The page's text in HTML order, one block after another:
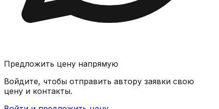
Предложить цену напрямую
Войдите, чтобы отправить автору заявки свою
цену и контакты.